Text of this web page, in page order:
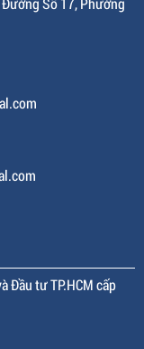
Đầu tư TP.HCM cấp